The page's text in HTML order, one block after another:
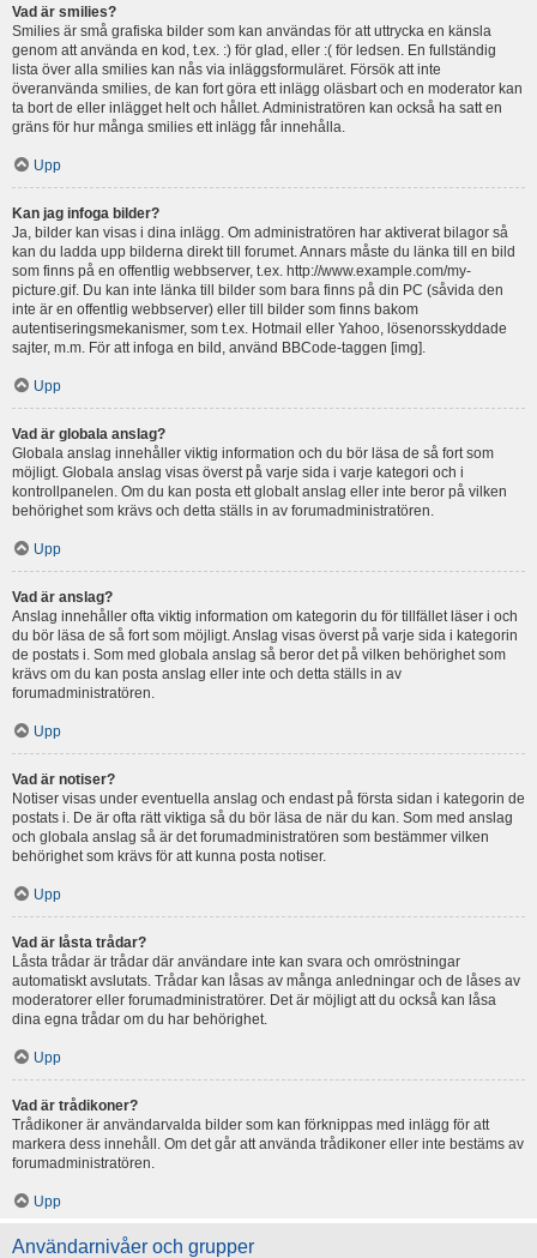
Vad är smilies?
Smilies är små grafiska bilder som kan användas för att uttrycka en känsla
genom att använda en kod, t.ex. :) för glad, eller :( för ledsen. En fullständig
lista över alla smilies kan nås via inläggsformuläret. Försök att inte
överanvända smilies, de kan fort göra ett inlägg oläsbart och en moderator kan
ta bort de eller inlägget helt och hållet. Administratören kan också ha satt en
gräns för hur många smilies ett inlägg får innehålla.
Upp
Kan jag infoga bilder?
Ja, bilder kan visas i dina inlägg. Om administratören har aktiverat bilagor så
kan du ladda upp bilderna direkt till forumet. Annars måste du länka till en bild
som finns på en offentlig webbserver, t.ex. http://www.example.com/my-
picture.gif. Du kan inte länka till bilder som bara finns på din PC (såvida den
inte är en offentlig webbserver) eller till bilder som finns bakom
autentiseringsmekanismer, som t.ex. Hotmail eller Yahoo, lösenorsskyddade
sajter, m.m. För att infoga en bild, använd BBCode-taggen [img].
Upp
Vad är globala anslag?
Globala anslag innehåller viktig information och du bör läsa de så fort som
möjligt. Globala anslag visas överst på varje sida i varje kategori och i
kontrollpanelen. Om du kan posta ett globalt anslag eller inte beror på vilken
behörighet som krävs och detta ställs in av forumadministratören.
Upp
Vad är anslag?
Anslag innehåller ofta viktig information om kategorin du för tillfället läser i och
du bör läsa de så fort som möjligt. Anslag visas överst på varje sida i kategorin
de postats i. Som med globala anslag så beror det på vilken behörighet som
krävs om du kan posta anslag eller inte och detta ställs in av
forumadministratören.
Upp
Vad är notiser?
Notiser visas under eventuella anslag och endast på första sidan i kategorin de
postats i. De är ofta rätt viktiga så du bör läsa de när du kan. Som med anslag
och globala anslag så är det forumadministratören som bestämmer vilken
behörighet som krävs för att kunna posta notiser.
Upp
Vad är låsta trådar?
Låsta trådar är trådar där användare inte kan svara och omröstningar
automatiskt avslutats. Trådar kan låsas av många anledningar och de låses av
moderatorer eller forumadministratörer. Det är möjligt att du också kan låsa
dina egna trådar om du har behörighet.
Upp
Vad är trådikoner?
Trådikoner är användarvalda bilder som kan förknippas med inlägg för att
markera dess innehåll. Om det går att använda trådikoner eller inte bestäms av
forumadministratören.
Upp
Användarnivåer och grupper